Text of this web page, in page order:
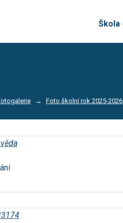
Škola
Foto školní rok 2025-2026